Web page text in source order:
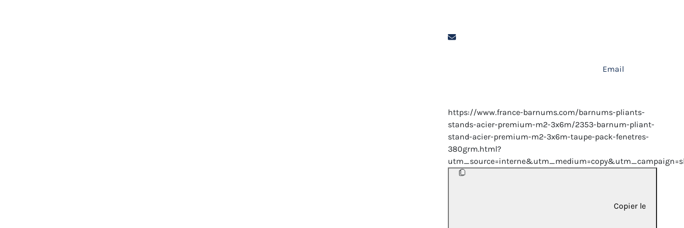
Email
https://www.france-barnums.com/barnums-pliants-
stands-acier-premium-m2-3x6m/2353-barnum-pliant-
stand-acier-premium-m2-3x6m-taupe-pack-fenetres-
380grm.html?
Copier le